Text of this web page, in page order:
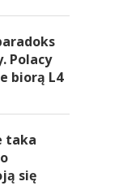
Polacy
biorą L4
taka
się